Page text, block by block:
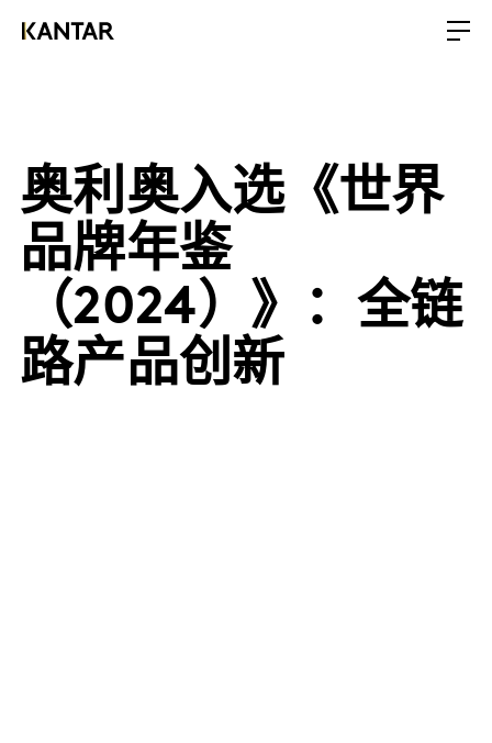
奥利奥入选《世界
品牌年鉴
（2024）》：全链
路产品创新